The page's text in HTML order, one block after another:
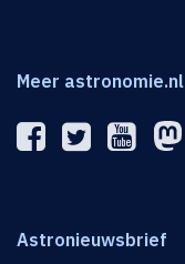
Meer astronomie.nl
Astronieuwsbrief